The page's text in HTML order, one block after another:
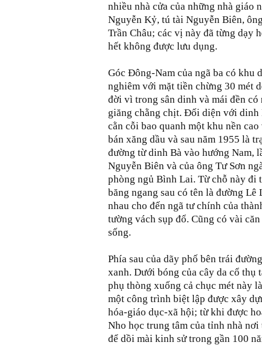
nhiều nhà cửa của những nhà giáo
Nguyễn Kỷ, tú tài Nguyễn Biên,
Trần Châu; các vị này đã từng dạy
hết không được lưu dụng.
Góc Đông-Nam của ngã ba có khu
nghiêm với mặt tiền chừng 30 mét
đời vì trong sân dinh và mái đền có
giăng chằng chịt. Đối diện với dinh
cằn cỗi bao quanh một khu nền
bán xăng dầu và sau năm 1955 là
đường từ dinh Bà vào hướng Nam,
Nguyễn Biên và của ông Tư Sơn
phòng ngủ Bình Lai. Từ chỗ này đi
băng ngang sau có tên là đường
nhau cho đến ngã tư chính của
tường vách sụp đổ. Cũng có vài
sống.
Phía sau của dãy phố bên trái
xanh. Dưới bóng của cây da cổ thụ
phụ thòng xuống cả chục mét này
một công trình biệt lập được xây
hóa-giáo dục-xã hội; từ khi được
Nho học trung tâm của tỉnh nhà
để dồi mài kinh sử trong gần 100